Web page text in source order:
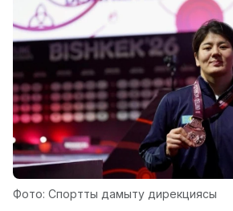
Фото: Спортты дамыту дирекциясы